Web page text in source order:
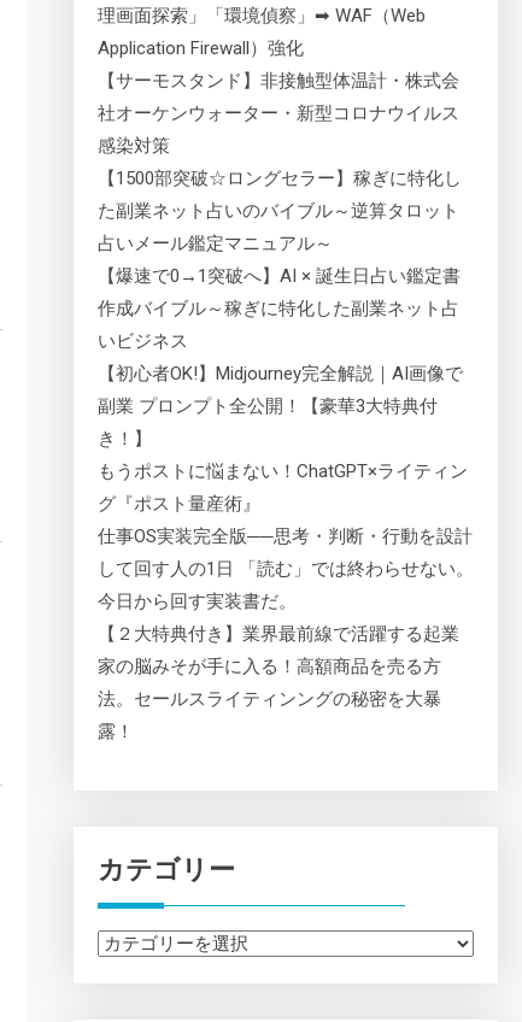
理画面探索」「環境偵察」➡ WAF（Web
Application Firewall）強化
【サーモスタンド】非接触型体温計・株式会
社オーケンウォーター・新型コロナウイルス
感染対策
【1500部突破☆ロングセラー】稼ぎに特化し
た副業ネット占いのバイブル～逆算タロット
占いメール鑑定マニュアル～
【爆速で0→1突破へ】AI × 誕生日占い鑑定書
作成バイブル～稼ぎに特化した副業ネット占
いビジネス
【初心者OK!】Midjourney完全解説｜AI画像で
副業 プロンプト全公開！【豪華3大特典付
き！】
もうポストに悩まない！ChatGPT×ライティン
グ『ポスト量産術』
仕事OS実装完全版──思考・判断・行動を設計
して回す人の1日 「読む」では終わらせない。
今日から回す実装書だ。
【２大特典付き】業界最前線で活躍する起業
家の脳みそが手に入る！高額商品を売る方
法。セールスライティンングの秘密を大暴
露！
カテゴリー
カ